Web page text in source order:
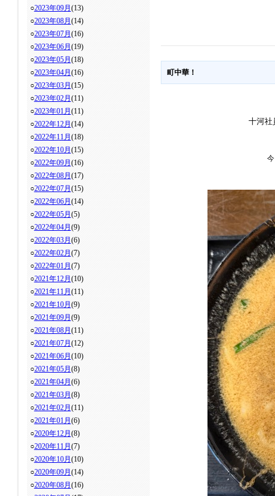
○2023年09月 (13)
○2023年08月 (14)
○2023年07月 (16)
○2023年06月 (19)
○2023年05月 (18)
○2023年04月 (16)
○2023年03月 (15)
○2023年02月 (11)
○2023年01月 (11)
○2022年12月 (14)
○2022年11月 (18)
○2022年10月 (15)
○2022年09月 (16)
○2022年08月 (17)
○2022年07月 (15)
○2022年06月 (14)
○2022年05月 (5)
○2022年04月 (9)
○2022年03月 (6)
○2022年02月 (7)
○2022年01月 (7)
○2021年12月 (10)
○2021年11月 (11)
○2021年10月 (9)
○2021年09月 (9)
○2021年08月 (11)
○2021年07月 (12)
○2021年06月 (10)
○2021年05月 (8)
○2021年04月 (6)
○2021年03月 (8)
○2021年02月 (11)
○2021年01月 (6)
○2020年12月 (8)
○2020年11月 (7)
○2020年10月 (10)
○2020年09月 (14)
○2020年08月 (16)
町中華！
十河社